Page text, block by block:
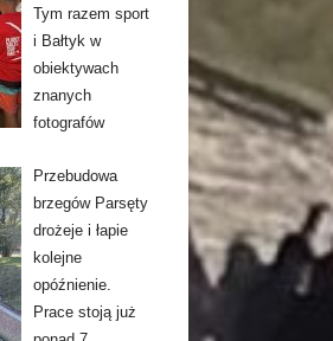
Tym razem sport
i Bałtyk w
obiektywach
znanych
fotografów
Przebudowa
brzegów Parsęty
drożeje i łapie
kolejne
opóźnienie.
Prace stoją już